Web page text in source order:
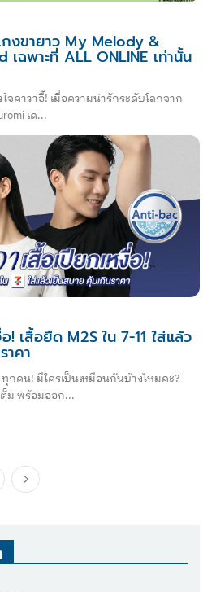
กงขายาว My Melody &
ฉพาะที่ ALL ONLINE เท่านั้น
จคาวาอี้! เมื่อความน่ารักระดับโลกจาก
เด...
! เสื้อยืด M2S ใน 7-11 ใส่แล้ว
าคา
กคน! มีใครเป็นเหมือนกันบ้างไหมคะ?
ม พร้อมออก...